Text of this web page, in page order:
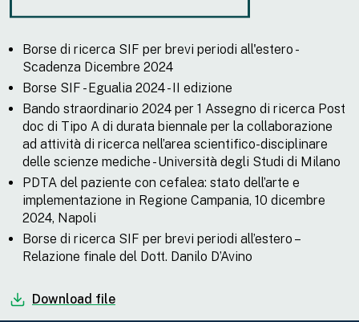
Borse di ricerca SIF per brevi periodi all'estero -
Scadenza Dicembre 2024
Borse SIF - Egualia 2024 - II edizione
Bando straordinario 2024 per 1 Assegno di ricerca Post
doc di Tipo A di durata biennale per la collaborazione
ad attività di ricerca nell’area scientifico-disciplinare
delle scienze mediche - Università degli Studi di Milano
PDTA del paziente con cefalea: stato dell’arte e
implementazione in Regione Campania, 10 dicembre
2024, Napoli
Borse di ricerca SIF per brevi periodi all’estero –
Relazione finale del Dott. Danilo D’Avino
Download file